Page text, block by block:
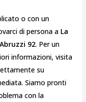
o con un
di persona a La
92. Per un
informazioni, visita
su
Siamo pronti
con la